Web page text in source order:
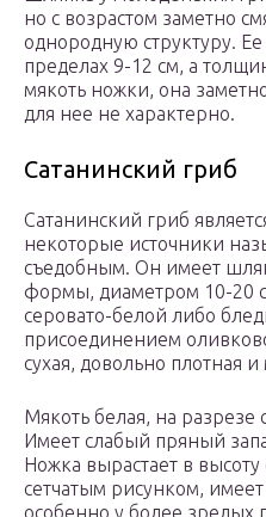
но с возрастом заметно
однородную структуру. Ее
пределах 9-12 см, а
мякоть ножки, она
для нее не характерно.
Сатанинский гриб
Сатанинский гриб
некоторые источники
съедобным. Он имеет
формы, диаметром 10-20
серовато-белой либо
присоединением
сухая, довольно плотная и
Мякоть белая, на разрезе
Имеет слабый пряный
Ножка вырастает в
сетчатым рисунком,
особенно у более зрелых